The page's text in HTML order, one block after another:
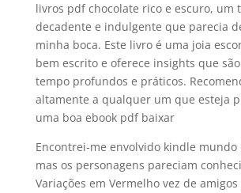
livros pdf chocolate rico e escuro, um
decadente e indulgente que parecia
minha boca. Este livro é uma joia
bem escrito e oferece insights que
tempo profundos e práticos.
altamente a qualquer um que esteja
uma boa ebook pdf baixar
Encontrei-me envolvido kindle mundo
mas os personagens pareciam
Variações em Vermelho vez de